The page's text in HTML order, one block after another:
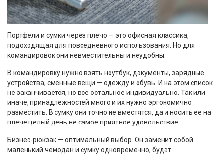
Портфели и сумки через плечо — это офисная классика,
подоходящая для повседневного использования. Но для
командировок они невместительны и неудобны.
В командировку нужно взять ноутбук, документы, зарядные
устройства, сменные вещи — одежду и обувь. И на этом список
не заканчивается, но все остальное индивидуально. Так или
иначе, принадлежностей много и их нужно эргономично
разместить. В сумку они точно не вместятся, да и носить ее на
плече целый день не самое приятное удовольствие.
Бизнес-рюкзак — оптимальный выбор. Он заменит собой
маленький чемодан и сумку одновременно, будет